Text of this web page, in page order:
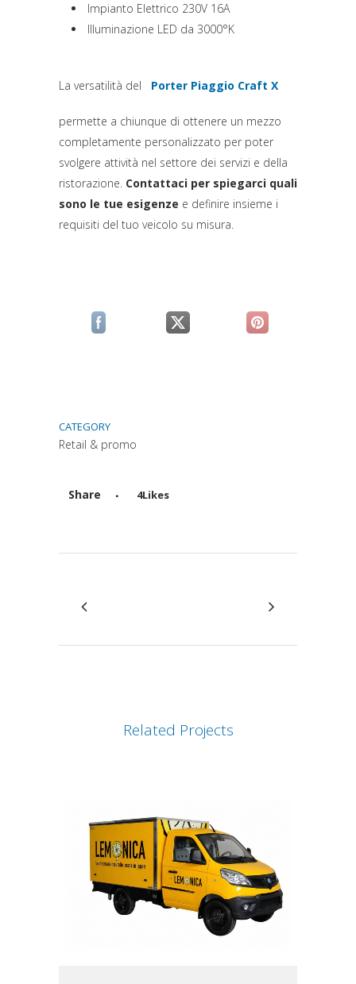
Impianto Elettrico 230V 16A
Illuminazione LED da 3000°K
La versatilità del Porter Piaggio Craft X
(si apre in una nuova
permette a chiunque di ottenere un mezzo
completamente personalizzato per poter
svolgere attività nel settore dei servizi e della
ristorazione. Contattaci per spiegarci quali
sono le tue esigenze e definire insieme i
requisiti del tuo veicolo su misura.
(si apre in una nuova scheda)
(si apre in una nuova scheda)
(si apre in una
CATEGORY
Retail & promo
Share
Attiva comando
4Likes
Related Projects